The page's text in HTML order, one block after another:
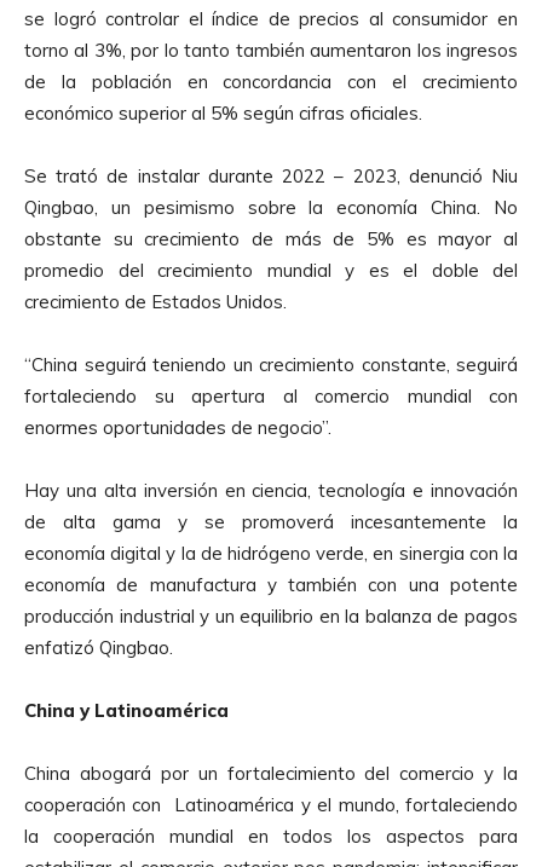
se logró controlar el índice de precios al consumidor en
torno al 3%, por lo tanto también aumentaron los ingresos
de la población en concordancia con el crecimiento
económico superior al 5% según cifras oficiales.
Se trató de instalar durante 2022 – 2023, denunció Niu
Qingbao, un pesimismo sobre la economía China. No
obstante su crecimiento de más de 5% es mayor al
promedio del crecimiento mundial y es el doble del
crecimiento de Estados Unidos.
“China seguirá teniendo un crecimiento constante, seguirá
fortaleciendo su apertura al comercio mundial con
enormes oportunidades de negocio”.
Hay una alta inversión en ciencia, tecnología e innovación
de alta gama y se promoverá incesantemente la
economía digital y la de hidrógeno verde, en sinergia con la
economía de manufactura y también con una potente
producción industrial y un equilibrio en la balanza de pagos
enfatizó Qingbao.
China y Latinoamérica
China abogará por un fortalecimiento del comercio y la
cooperación con Latinoamérica y el mundo, fortaleciendo
la cooperación mundial en todos los aspectos para